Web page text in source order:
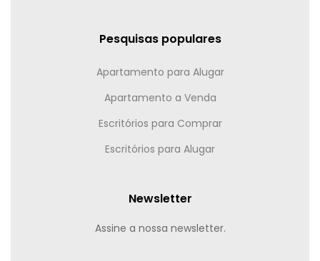
Pesquisas populares
Apartamento para Alugar
Apartamento a Venda
Escritórios para Comprar
Escritórios para Alugar
Newsletter
Assine a nossa newsletter.